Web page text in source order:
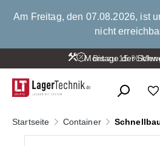
springen
Am Freitag, den 07.08.2026, ist
nicht
Bis zu 15 %
Montage der
Startseite Container